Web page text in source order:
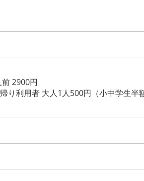
2900円
り利用者 大人1人500円（小中学生半